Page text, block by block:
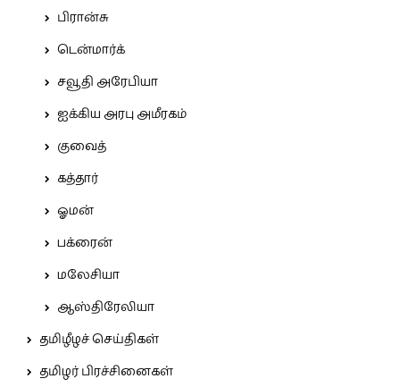
பிரான்சு
டென்மார்க்
சவூதி அரேபியா
ஐக்கிய அரபு அமீரகம்
குவைத்
கத்தார்
ஓமன்
பக்ரைன்
மலேசியா
ஆஸ்திரேலியா
தமிழீழச் செய்திகள்
தமிழர் பிரச்சினைகள்